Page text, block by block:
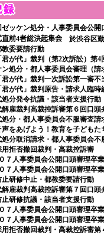
ッケン処分・人事委員会公開
前4者総決起集会 於渋谷区
委要請行動
が代」裁判（第2次訴訟）第4
分・都人事委員会審理（請
が代」裁判一次訴訟第一審
が代」裁判原告・請求人臨時
分発令抗議・該当者支援行動
雇裁判高裁控訴審第６回口頭
分・都人事委員会不服審査請
をあげよう！教育を子どもた
分取消請求・都人事委員会不
拒否撤回裁判・高裁控訴審
人事委員会公開口頭審理卒
人事委員会公開口頭審理卒
研修中止・都教委要請行動
雇裁判高裁控訴審第７回口頭
研修抗議・該当者支援行動
７人事委員会公開口頭審理卒
７人事委員会公開口頭審理卒
拒否撤回裁判・高裁控訴審第